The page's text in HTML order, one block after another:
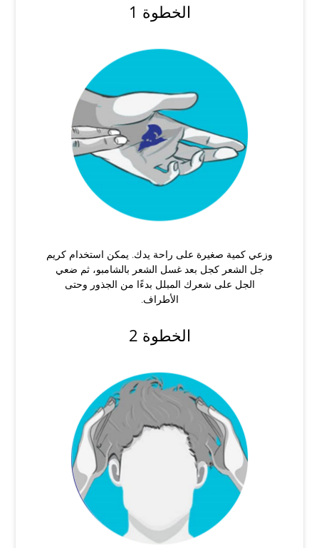
الخطوة 1
وزعي كمية صغيرة على راحة يدك. يمكن استخدام كريم
جل الشعر كجل بعد غسل الشعر بالشامبو، ثم ضعي
الجل على شعرك المبلل بدءًا من الجذور وحتى
الأطراف.
الخطوة 2